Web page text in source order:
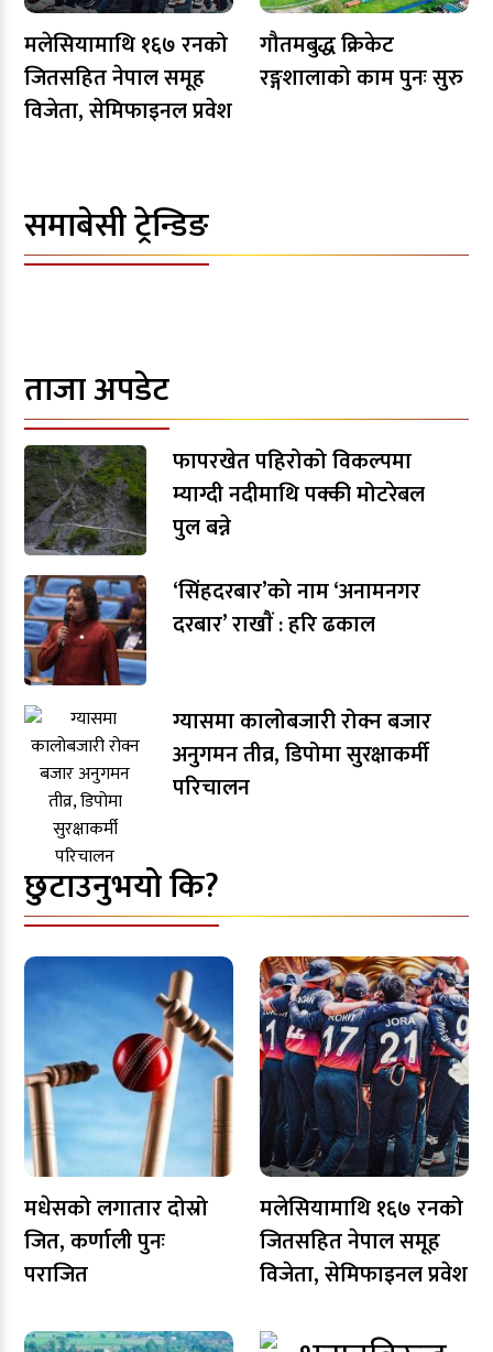
मलेसियामाथि १६७ रनको
जितसहित नेपाल समूह
विजेता, सेमिफाइनल प्रवेश
गौतमबुद्ध क्रिकेट
रङ्गशालाको काम पुनः सुरु
समाबेसी ट्रेन्डिङ
ताजा अपडेट
फापरखेत पहिरोको विकल्पमा
म्याग्दी नदीमाथि पक्की मोटरेबल
पुल बन्ने
‘सिंहदरबार’को नाम ‘अनामनगर
दरबार’ राखाैं : हरि ढकाल
ग्यासमा कालोबजारी रोक्न बजार
अनुगमन तीव्र, डिपोमा सुरक्षाकर्मी
परिचालन
छुटाउनुभयो कि?
मधेसको लगातार दोस्रो
जित, कर्णाली पुनः
पराजित
मलेसियामाथि १६७ रनको
जितसहित नेपाल समूह
विजेता, सेमिफाइनल प्रवेश